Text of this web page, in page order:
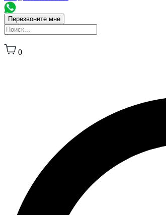
Перезвоните мне
0